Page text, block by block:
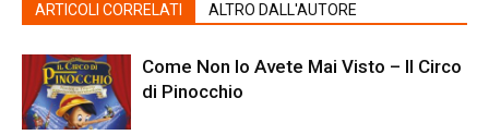
ARTICOLI CORRELATI ALTRO DALL'AUTORE
Come Non lo Avete Mai Visto – Il Circo
di Pinocchio